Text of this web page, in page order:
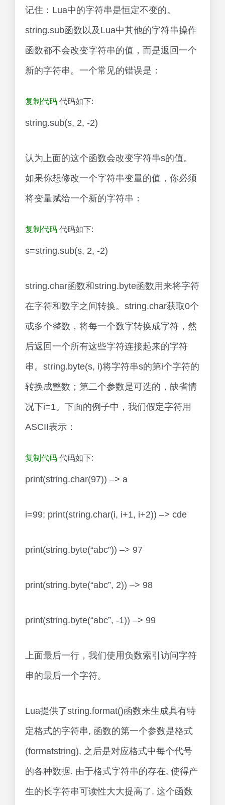
记住：Lua中的字符串是恒定不变的。
string.sub函数以及Lua中其他的字符串操作
函数都不会改变字符串的值，而是返回一个
新的字符串。一个常见的错误是：
复制代码 代码如下:
string.sub(s, 2, -2)
认为上面的这个函数会改变字符串s的值。
如果你想修改一个字符串变量的值，你必须
将变量赋给一个新的字符串：
复制代码 代码如下:
s=string.sub(s, 2, -2)
string.char函数和string.byte函数用来将字符
在字符和数字之间转换。string.char获取0个
或多个整数，将每一个数字转换成字符，然
后返回一个所有这些字符连接起来的字符
串。string.byte(s, i)将字符串s的第i个字符的
转换成整数；第二个参数是可选的，缺省情
况下i=1。下面的例子中，我们假定字符用
ASCII表示：
复制代码 代码如下:
print(string.char(97)) –> a
i=99; print(string.char(i, i+1, i+2)) –> cde
print(string.byte(“abc”)) –> 97
print(string.byte(“abc”, 2)) –> 98
print(string.byte(“abc”, -1)) –> 99
上面最后一行，我们使用负数索引访问字符
串的最后一个字符。
Lua提供了string.format()函数来生成具有特
定格式的字符串, 函数的第一个参数是格式
(formatstring), 之后是对应格式中每个代号
的各种数据. 由于格式字符串的存在, 使得产
生的长字符串可读性大大提高了. 这个函数